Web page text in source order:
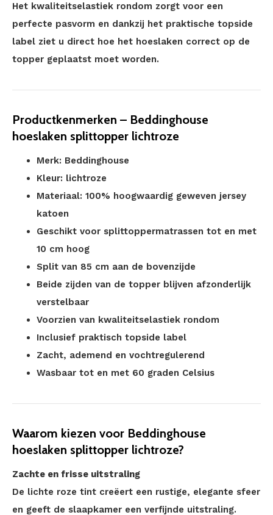
Het kwaliteitselastiek rondom zorgt voor een
perfecte pasvorm en dankzij het praktische topside
label ziet u direct hoe het hoeslaken correct op de
topper geplaatst moet worden.
Productkenmerken – Beddinghouse
hoeslaken splittopper lichtroze
Merk: Beddinghouse
Kleur: lichtroze
Materiaal: 100% hoogwaardig geweven jersey
katoen
Geschikt voor splittoppermatrassen tot en met
10 cm hoog
Split van 85 cm aan de bovenzijde
Beide zijden van de topper blijven afzonderlijk
verstelbaar
Voorzien van kwaliteitselastiek rondom
Inclusief praktisch topside label
Zacht, ademend en vochtregulerend
Wasbaar tot en met 60 graden Celsius
Waarom kiezen voor Beddinghouse
hoeslaken splittopper lichtroze?
Zachte en frisse uitstraling
De lichte roze tint creëert een rustige, elegante sfeer
en geeft de slaapkamer een verfijnde uitstraling.